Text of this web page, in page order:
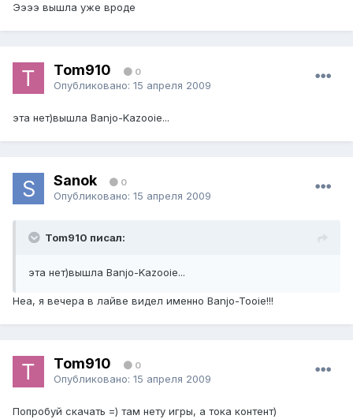
Ээээ вышла уже вроде
Tom910 0
Опубликовано: 15 апреля 2009
эта нет)вышла Banjo-Kazooie...
Sаnok 0
Опубликовано: 15 апреля 2009
Tom910 писал:
эта нет)вышла Banjo-Kazooie...
Неа, я вечера в лайве видел именно Banjo-Tooie!!!
Tom910 0
Опубликовано: 15 апреля 2009
Попробуй скачать =) там нету игры, а тока контент)